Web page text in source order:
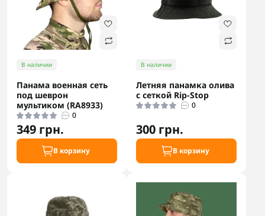
В наличии
Панама военная сеть
под шеврон
мультиком (RA8933)
0
349 грн.
В корзину
В наличии
Летняя панамка олива
с сеткой Rip-Stop
0
300 грн.
В корзину